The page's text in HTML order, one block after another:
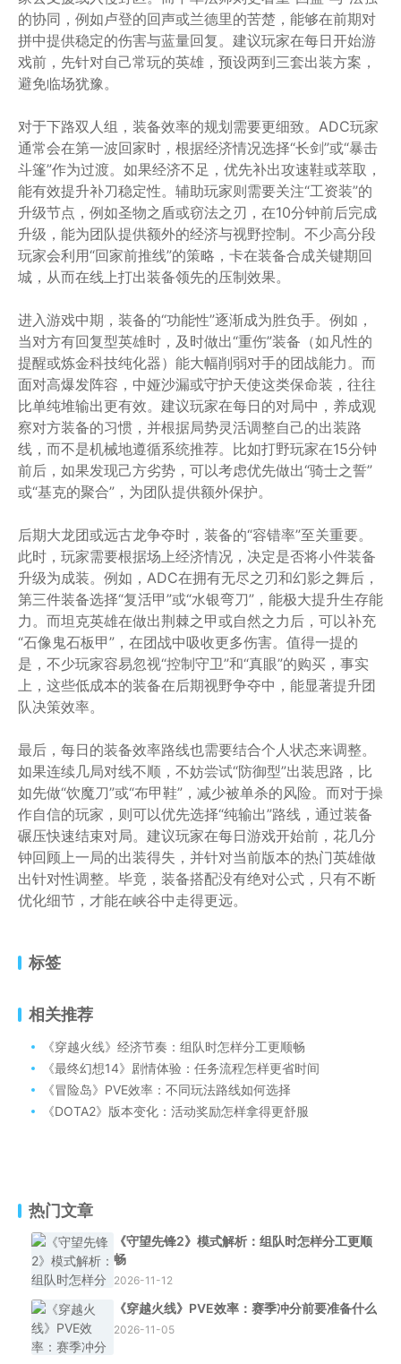
的协同，例如卢登的回声或兰德里的苦楚，能够在前期对
拼中提供稳定的伤害与蓝量回复。建议玩家在每日开始游
戏前，先针对自己常玩的英雄，预设两到三套出装方案，
避免临场犹豫。
对于下路双人组，装备效率的规划需要更细致。ADC玩家
通常会在第一波回家时，根据经济情况选择“长剑”或“暴击
斗篷”作为过渡。如果经济不足，优先补出攻速鞋或萃取，
能有效提升补刀稳定性。辅助玩家则需要关注“工资装”的
升级节点，例如圣物之盾或窃法之刃，在10分钟前后完成
升级，能为团队提供额外的经济与视野控制。不少高分段
玩家会利用“回家前推线”的策略，卡在装备合成关键期回
城，从而在线上打出装备领先的压制效果。
进入游戏中期，装备的“功能性”逐渐成为胜负手。例如，
当对方有回复型英雄时，及时做出“重伤”装备（如凡性的
提醒或炼金科技纯化器）能大幅削弱对手的团战能力。而
面对高爆发阵容，中娅沙漏或守护天使这类保命装，往往
比单纯堆输出更有效。建议玩家在每日的对局中，养成观
察对方装备的习惯，并根据局势灵活调整自己的出装路
线，而不是机械地遵循系统推荐。比如打野玩家在15分钟
前后，如果发现己方劣势，可以考虑优先做出“骑士之誓”
或“基克的聚合”，为团队提供额外保护。
后期大龙团或远古龙争夺时，装备的“容错率”至关重要。
此时，玩家需要根据场上经济情况，决定是否将小件装备
升级为成装。例如，ADC在拥有无尽之刃和幻影之舞后，
第三件装备选择“复活甲”或“水银弯刀”，能极大提升生存能
力。而坦克英雄在做出荆棘之甲或自然之力后，可以补充
“石像鬼石板甲”，在团战中吸收更多伤害。值得一提的
是，不少玩家容易忽视“控制守卫”和“真眼”的购买，事实
上，这些低成本的装备在后期视野争夺中，能显著提升团
队决策效率。
最后，每日的装备效率路线也需要结合个人状态来调整。
如果连续几局对线不顺，不妨尝试“防御型”出装思路，比
如先做“饮魔刀”或“布甲鞋”，减少被单杀的风险。而对于操
作自信的玩家，则可以优先选择“纯输出”路线，通过装备
碾压快速结束对局。建议玩家在每日游戏开始前，花几分
钟回顾上一局的出装得失，并针对当前版本的热门英雄做
出针对性调整。毕竟，装备搭配没有绝对公式，只有不断
优化细节，才能在峡谷中走得更远。
标签
相关推荐
《穿越火线》经济节奏：组队时怎样分工更顺畅
《最终幻想14》剧情体验：任务流程怎样更省时间
《冒险岛》PVE效率：不同玩法路线如何选择
《DOTA2》版本变化：活动奖励怎样拿得更舒服
热门文章
《守望先锋2》模式解析：组队时怎样分工更顺
畅
2026-11-12
《穿越火线》PVE效率：赛季冲分前要准备什么
2026-11-05